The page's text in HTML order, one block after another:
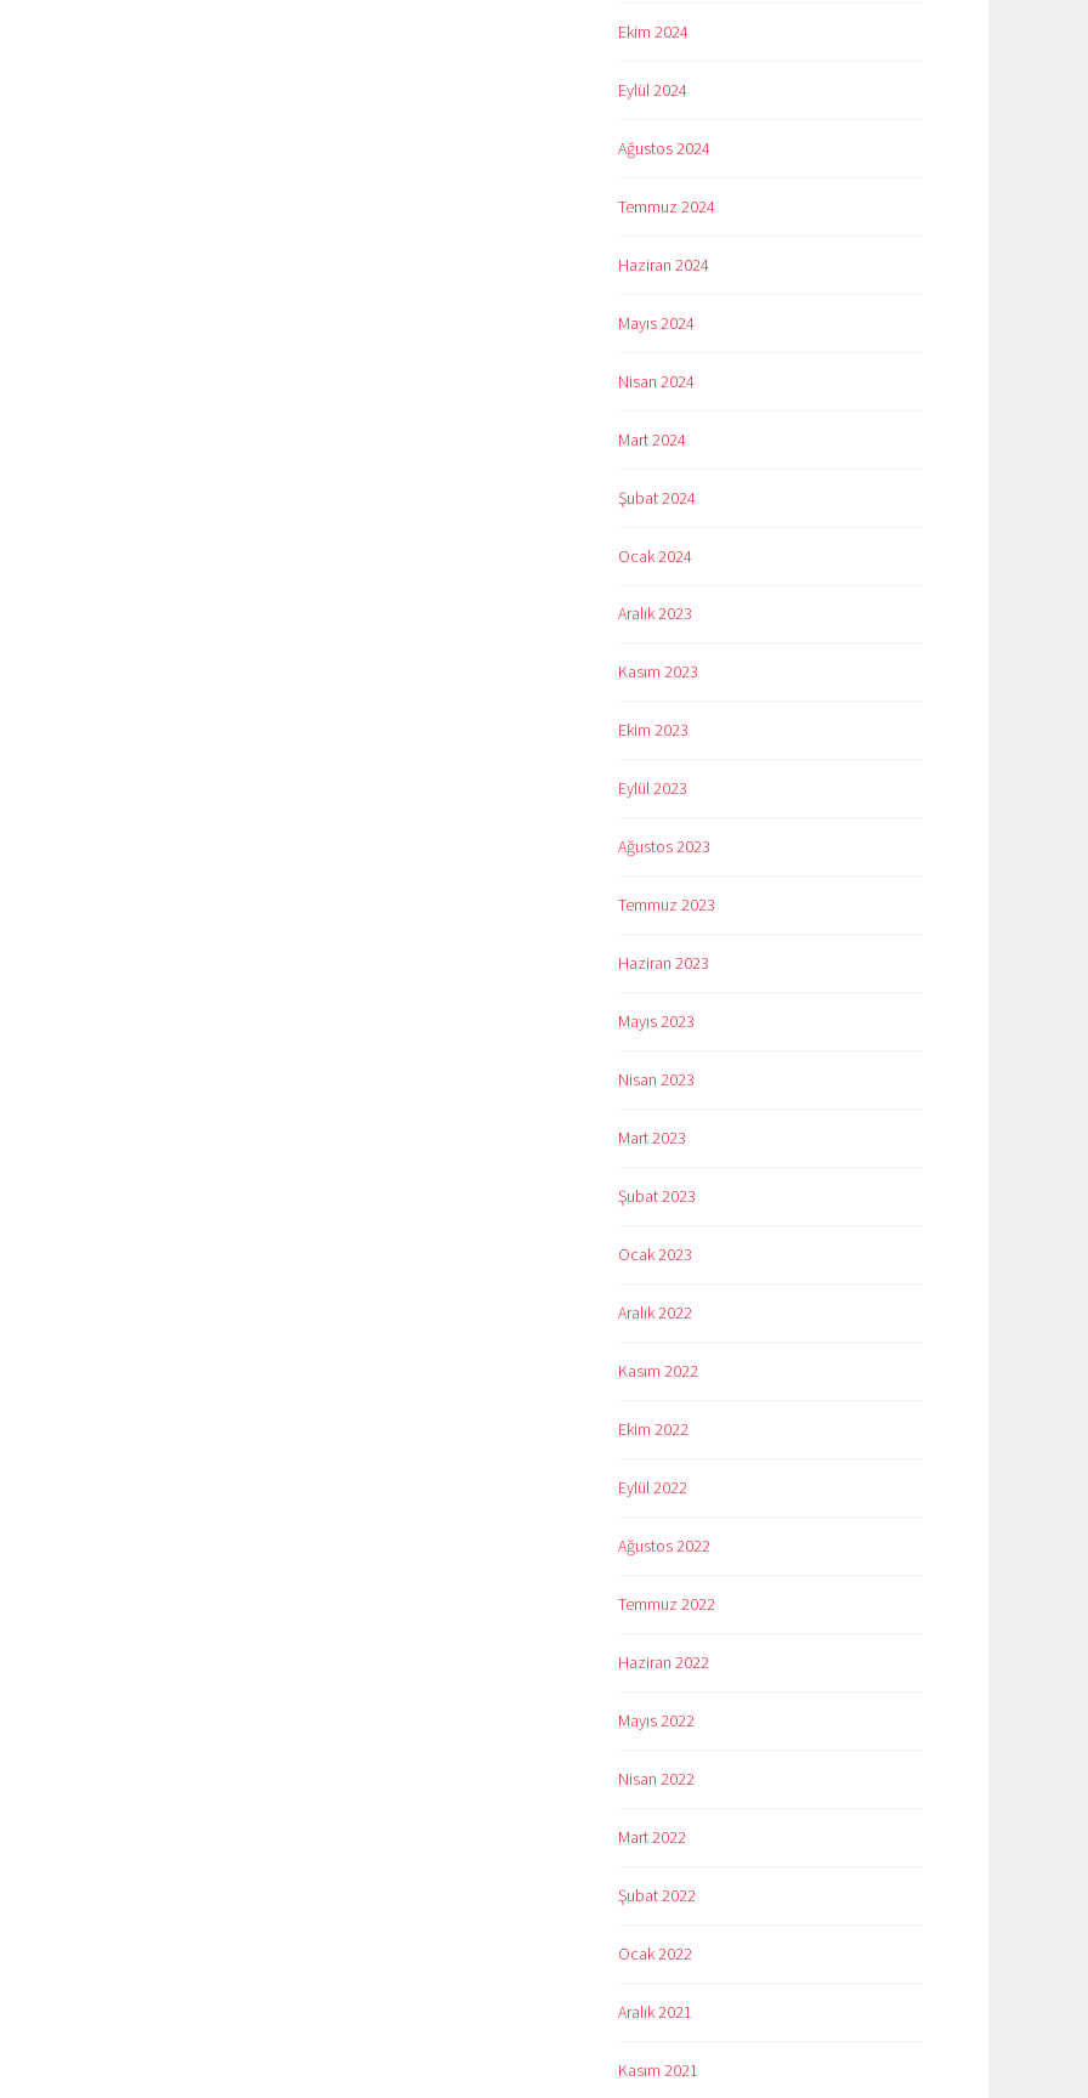
Ekim 2024
Eylül 2024
Ağustos 2024
Temmuz 2024
Haziran 2024
Mayıs 2024
Nisan 2024
Mart 2024
Şubat 2024
Ocak 2024
Aralık 2023
Kasım 2023
Ekim 2023
Eylül 2023
Ağustos 2023
Temmuz 2023
Haziran 2023
Mayıs 2023
Nisan 2023
Mart 2023
Şubat 2023
Ocak 2023
Aralık 2022
Kasım 2022
Ekim 2022
Eylül 2022
Ağustos 2022
Temmuz 2022
Haziran 2022
Mayıs 2022
Nisan 2022
Mart 2022
Şubat 2022
Ocak 2022
Aralık 2021
Kasım 2021